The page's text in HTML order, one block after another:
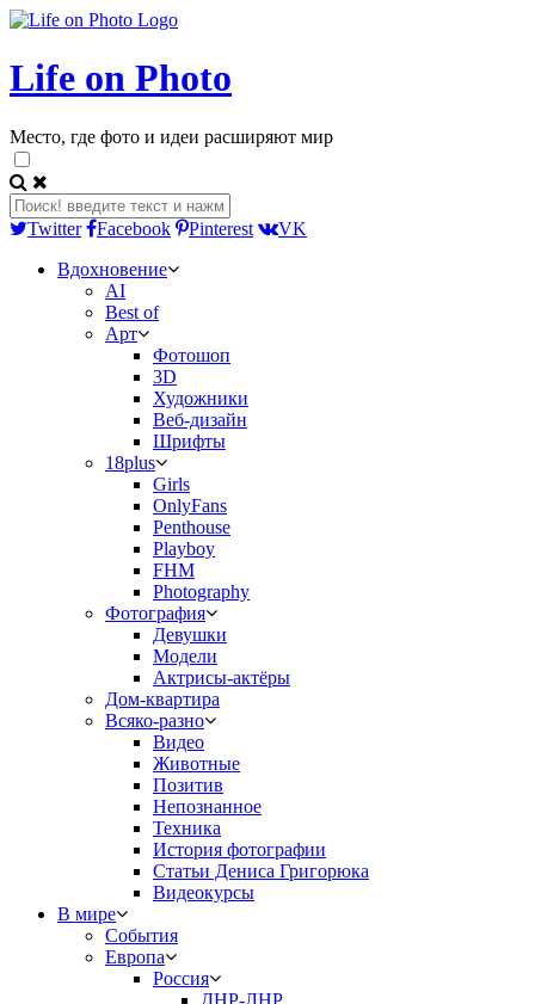
Life on Photo
Место, где фото и идеи расширяют мир
Twitter Facebook Pinterest
VK
Вдохновение
AI
Best of
Арт
Фотошоп
3D
Художники
Веб-дизайн
Шрифты
18plus
Girls
OnlyFans
Penthouse
Playboy
FHM
Photography
Фотография
Девушки
Модели
Актрисы-актёры
Дом-квартира
Всяко-разно
Видео
Животные
Позитив
Непознанное
Техника
История фотографии
Статьи Дениса Григорюка
Видеокурсы
В мире
События
Европа
Россия
ДНР-ЛНР